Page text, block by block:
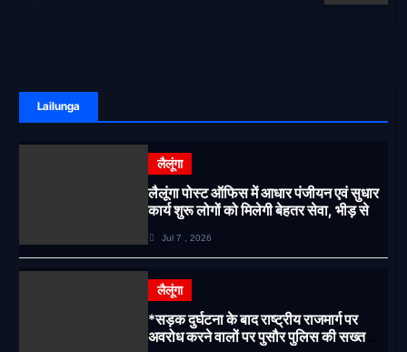
Lailunga
लैलूंगा
लैलूंगा पोस्ट ऑफिस में आधार पंजीयन एवं सुधार
कार्य शुरू लोगों को मिलेगी बेहतर सेवा, भीड़ से
Jul 7 , 2026
लैलूंगा
*सड़क दुर्घटना के बाद राष्ट्रीय राजमार्ग पर
अवरोध करने वालों पर पुसौर पुलिस की सख्त